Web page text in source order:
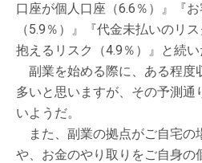
口座が個人口座（6.6％）』『
（5.9％）』『代金未払いのリ
抱えるリスク（4.9％）』と続い
副業を始める際に、ある程度
多いと思いますが、その予測通
いようだ。
また、副業の拠点がご自宅の
や、お金のやり取りをご自身の